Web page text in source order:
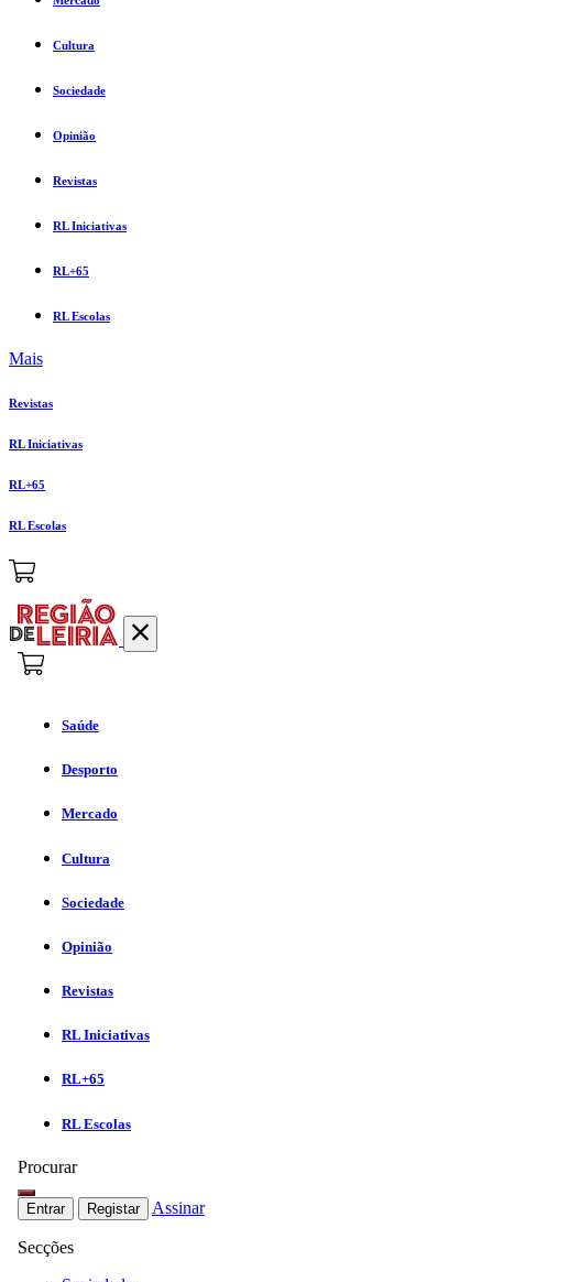
Cultura
Sociedade
Opinião
Revistas
RL Iniciativas
RL+65
RL Escolas
Mais
Revistas
RL Iniciativas
RL+65
RL Escolas
Saúde
Desporto
Mercado
Cultura
Sociedade
Opinião
Revistas
RL Iniciativas
RL+65
RL Escolas
Procurar
Entrar Registar Assinar
Secções